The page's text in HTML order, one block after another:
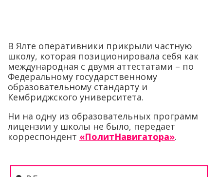
В Ялте оперативники прикрыли частную
школу, которая позиционировала себя как
международная с двумя аттестатами – по
Федеральному государственному
образовательному стандарту и
Кембриджского университета.
Ни на одну из образовательных программ
лицензии у школы не было, передает
корреспондент «ПолитНавигатора».